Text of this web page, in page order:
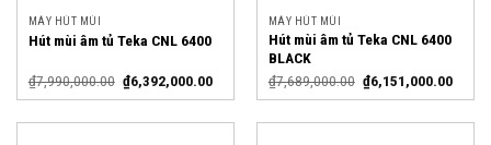
MÁY HÚT MÙI
Hút mùi âm tủ Teka CNL 6400
₫7,990,000.00 ₫6,392,000.00
MÁY HÚT MÙI
Hút mùi âm tủ Teka CNL 6400
BLACK
₫7,689,000.00 ₫6,151,000.00